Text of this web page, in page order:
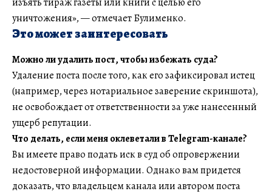
уничтожения», — отмечает Булименко.
Это может заинтересовать
Можно ли удалить пост, чтобы избежать суда?
Удаление поста после того, как его зафиксировал истец
(например, через нотариальное заверение скриншота),
не освобождает от ответственности за уже нанесенный
ущерб репутации.
Что делать, если меня оклеветали в Telegram-канале?
Вы имеете право подать иск в суд об опровержении
недостоверной информации. Однако вам придется
доказать, что владельцем канала или автором поста